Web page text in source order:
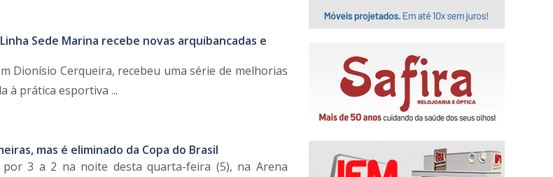
Sede Marina recebe novas arquibancadas e
Dionísio Cerqueira, recebeu uma série de melhorias
à prática esportiva ...
mas é eliminado da Copa do Brasil
por 3 a 2 na noite desta quarta-feira (5), na Arena